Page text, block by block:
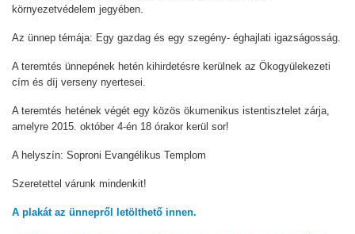
környezetvédelem jegyében.
Az ünnep témája: Egy gazdag és egy szegény- éghajlati igazságosság.
A teremtés ünnepének hetén kihirdetésre kerülnek az Ökogyülekezeti
cím és díj verseny nyertesei.
A teremtés hetének végét egy közös ökumenikus istentisztelet zárja,
amelyre 2015. október 4-én 18 órakor kerül sor!
A helyszín: Soproni Evangélikus Templom
Szeretettel várunk mindenkit!
A plakát az ünnepről letölthető innen.